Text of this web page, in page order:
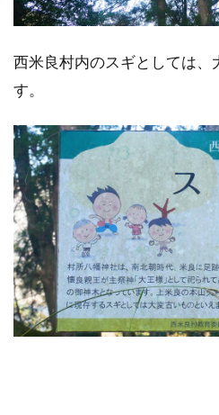
西米良村内のスギとしては、
す。